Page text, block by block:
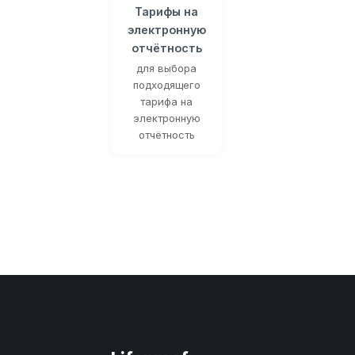
Тарифы на
электронную
отчётность
для выбора
подходящего
тарифа на
электронную
отчётность